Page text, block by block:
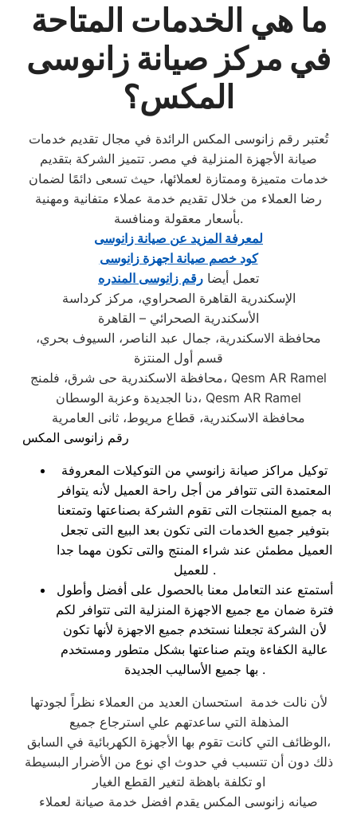
ما هي الخدمات المتاحة
في مركز صيانة زانوسى
المكس؟
تُعتبر رقم زانوسى المكس الرائدة في مجال تقديم خدمات
صيانة الأجهزة المنزلية في مصر. تتميز الشركة بتقديم
خدمات متميزة وممتازة لعملائها، حيث تسعى دائمًا لضمان
رضا العملاء من خلال تقديم خدمة عملاء متفانية ومهنية
بأسعار معقولة ومنافسة.
لمعرفة المزيد عن صيانة زانوسى
كود خصم صيانة اجهزة زانوسى
تعمل أيضا رقم زانوسى المندره
الإسكندرية القاهرة الصحراوي، مركز كرداسة
الأسكندرية الصحرائي – القاهرة
محافظة الاسكندرية، جمال عبد الناصر، السيوف بحري،
قسم أول المنتزة
محافظة الاسكندرية حى شرق، فلمنج، Qesm AR Ramel
دنا الجديدة وعزبة الوسطان، Qesm AR Ramel
محافظة الاسكندرية، قطاع مريوط، ثانى العامرية
رقم زانوسى المكس
توكيل مراكز صيانة زانوسي من التوكيلات المعروفة
المعتمدة التى تتوافر من أجل راحة العميل لأنه يتوافر
به جميع المنتجات التى تقوم الشركة بصناعتها وتمتعنا
بتوفير جميع الخدمات التى تكون بعد البيع التى تجعل
العميل مطمئن عند شراء المنتج والتى تكون مهما جدا
للعميل .
أستمتع عند التعامل معنا بالحصول على أفضل وأطول
فترة ضمان مع جميع الاجهزة المنزلية التى تتوافر لكم
لأن الشركة تجعلنا نستخدم جميع الاجهزة لأنها تكون
عالية الكفاءة ويتم صناعتها بشكل متطور ومستخدم
بها جميع الأساليب الجديدة .
لأن نالت خدمة استحسان العديد من العملاء نظراً لجودتها
المذهلة التي ساعدتهم علي استرجاع جميع
الوظائف التي كانت تقوم بها الأجهزة الكهربائية في السابق،
ذلك دون أن تتسبب في حدوث اي نوع من الأضرار البسيطة
او تكلفة باهظة لتغير القطع الغيار
صيانه زانوسى المكس يقدم افضل خدمة صيانة لعملاء